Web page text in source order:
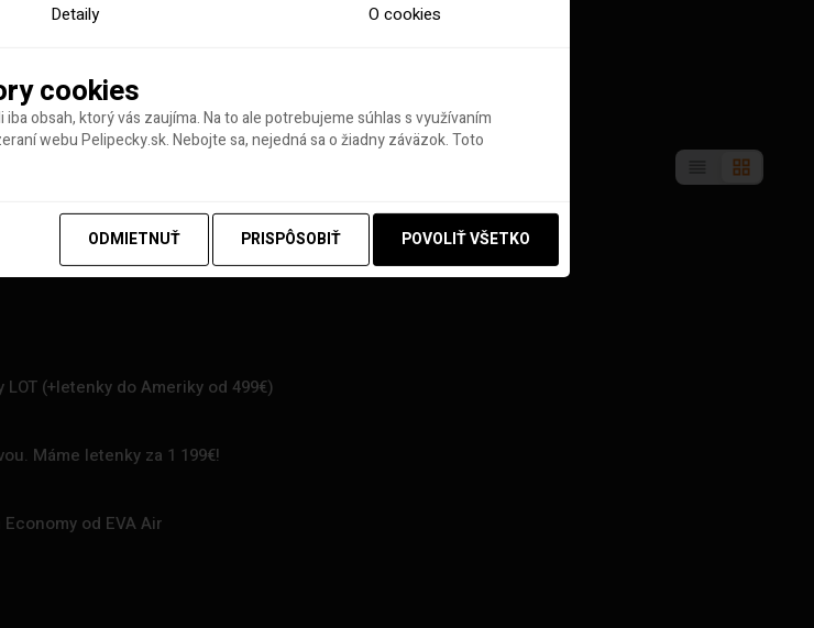
(+letenky do Ameriky od 499€)
Máme letenky za 1 199€!
od EVA Air
Detaily O cookies
cookies
obsah, ktorý vás zaujíma. Na to ale potrebujeme súhlas s využívaním
webu Pelipecky.sk. Nebojte sa, nejedná sa o žiadny záväzok. Toto
ODMIETNUŤ PRISPÔSOBIŤ POVOLIŤ VŠETKO